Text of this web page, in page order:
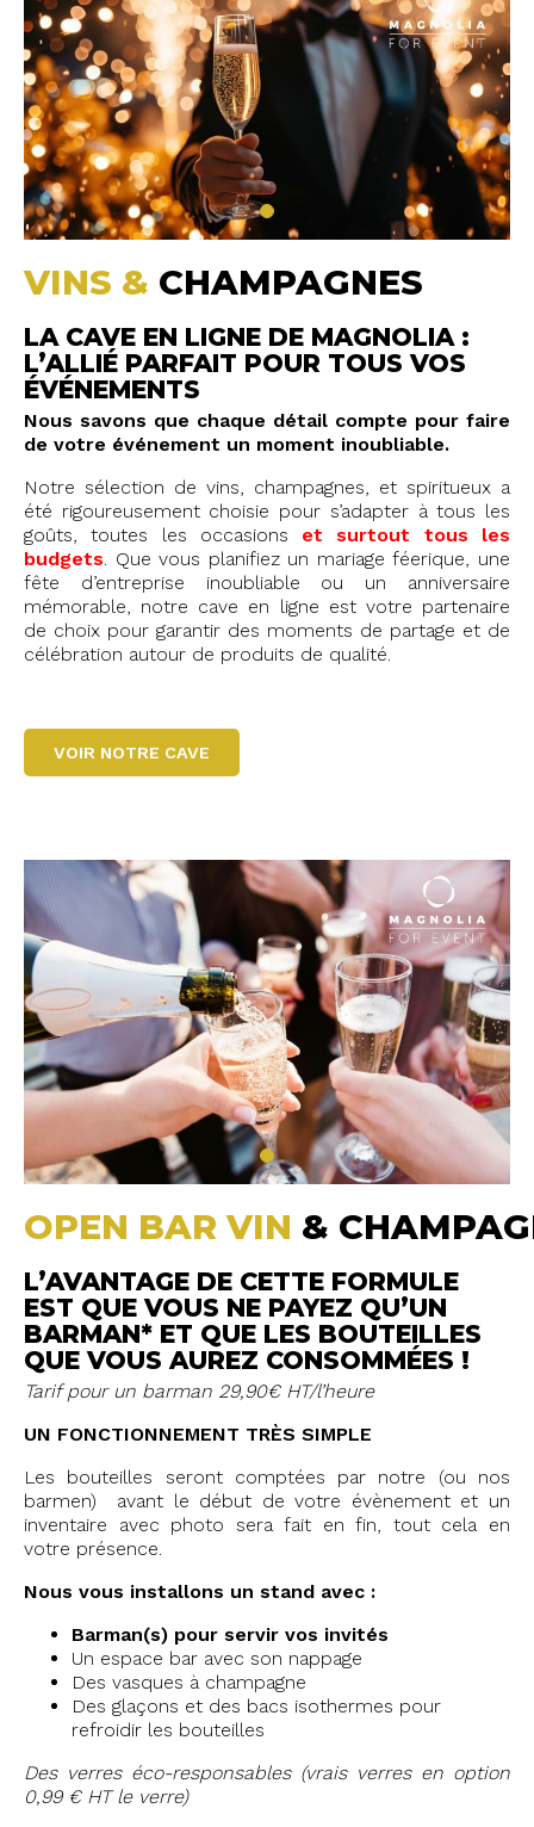
VINS & CHAMPAGNES
LA CAVE EN LIGNE DE MAGNOLIA :
L’ALLIÉ PARFAIT POUR TOUS VOS
ÉVÉNEMENTS
Nous savons que chaque détail compte pour faire
de votre événement un moment inoubliable.
Notre sélection de vins, champagnes, et spiritueux a
été rigoureusement choisie pour s’adapter à tous les
goûts, toutes les occasions et surtout tous les
budgets. Que vous planifiez un mariage féerique, une
fête d’entreprise inoubliable ou un anniversaire
mémorable, notre cave en ligne est votre partenaire
de choix pour garantir des moments de partage et de
célébration autour de produits de qualité.
VOIR NOTRE CAVE
OPEN BAR VIN &
L’AVANTAGE DE CETTE FORMULE
EST QUE VOUS NE PAYEZ QU’UN
BARMAN* ET QUE LES BOUTEILLES
QUE VOUS AUREZ CONSOMMÉES !
Tarif pour un barman 29,90€ HT/l’heure
UN FONCTIONNEMENT TRÈS SIMPLE
Les bouteilles seront comptées par notre (ou nos
barmen) avant le début de votre évènement et un
inventaire avec photo sera fait en fin, tout cela en
votre présence.
Nous vous installons un stand avec :
Barman(s) pour servir vos invités
Un espace bar avec son nappage
Des vasques à champagne
Des glaçons et des bacs isothermes pour
refroidir les bouteilles
Des verres éco-responsables (vrais verres en option
0,99 € HT le verre)